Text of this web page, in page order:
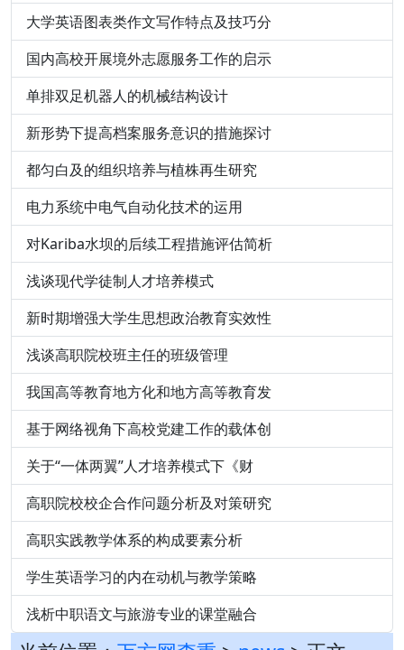
大学英语图表类作文写作特点及技巧分
国内高校开展境外志愿服务工作的启示
单排双足机器人的机械结构设计
新形势下提高档案服务意识的措施探讨
都匀白及的组织培养与植株再生研究
电力系统中电气自动化技术的运用
对Kariba水坝的后续工程措施评估简析
浅谈现代学徒制人才培养模式
新时期增强大学生思想政治教育实效性
浅谈高职院校班主任的班级管理
我国高等教育地方化和地方高等教育发
基于网络视角下高校党建工作的载体创
关于“一体两翼”人才培养模式下《财
高职院校校企合作问题分析及对策研究
高职实践教学体系的构成要素分析
学生英语学习的内在动机与教学策略
浅析中职语文与旅游专业的课堂融合